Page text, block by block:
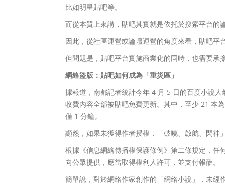
比如明星貼吧等。
而從本質上來講，貼吧其實就是依托於搜索平台的
因此，從社區運營或論壇運營的角度來看，貼吧
但問題是，貼吧平台實施商業化的同時，也需要承
網絡盜版：貼吧如何成為「重災區」
據報道，南都記者統計今年 4 月 5 日的百度小說
收費內容全部被貼吧免費更新。其中，至少 21 本
僅 1 分鐘。
顯然，如果未獲得作者授權，「破曉、啟航、閃
根據《信息網絡傳播權保護條例》第二條規定，
向公眾提供，應當取得權利人許可，並支付報酬。
簡單說，對於網絡作家創作的「網絡小說」，未